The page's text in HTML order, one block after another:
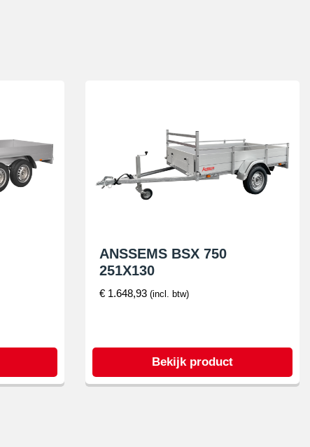
ANSSEMS BSX 750
251X130
€ 1.648,93 (incl. btw)
Bekijk product